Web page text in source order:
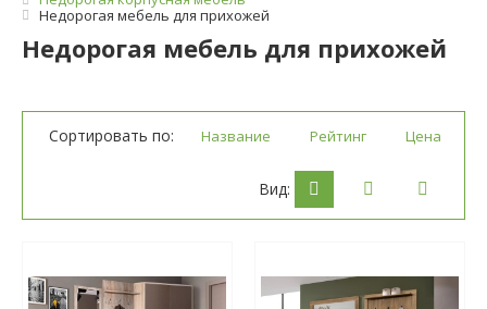
Недорогая мебель для прихожей
Недорогая мебель для прихожей
Сортировать по: Название Рейтинг Цена
Вид: